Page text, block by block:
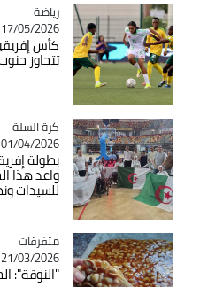
Catégorie
رياضة
17/05/2026 - 22:22
تتجاوز جنوب
Catégorie
كرة السلة
01/04/2026 - 23:12
واعد هذا
للسيدات
Catégorie
متفرقات
21/03/2026 - 20:58
"النوقة":